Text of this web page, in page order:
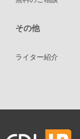
その他
ライター紹介